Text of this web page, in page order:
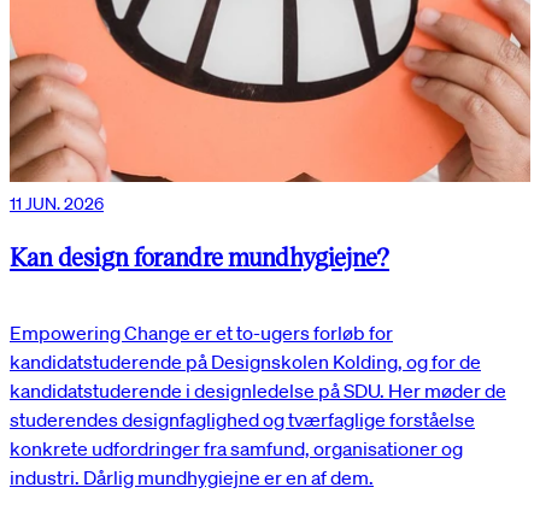
11 JUN. 2026
Kan design forandre mundhygiejne?
Empowering Change er et to-ugers forløb for
kandidatstuderende på Designskolen Kolding, og for de
kandidatstuderende i designledelse på SDU. Her møder de
studerendes designfaglighed og tværfaglige forståelse
konkrete udfordringer fra samfund, organisationer og
industri. Dårlig mundhygiejne er en af dem.